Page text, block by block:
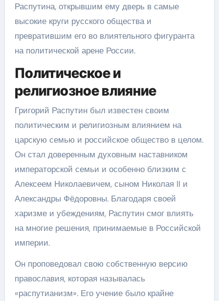
Распутина, открывшим ему дверь в самые
высокие круги русского общества и
превратившим его во влиятельного фигуранта
на политической арене России.
Политическое и
религиозное влияние
Григорий Распутин был известен своим
политическим и религиозным влиянием на
царскую семью и российское общество в целом.
Он стал доверенным духовным наставником
императорской семьи и особенно близким с
Алексеем Николаевичем, сыном Николая II и
Александры Фёдоровны. Благодаря своей
харизме и убеждениям, Распутин смог влиять
на многие решения, принимаемые в Российской
империи.
Он проповедовал свою собственную версию
православия, которая называлась
«распутианизм». Его учение было крайне